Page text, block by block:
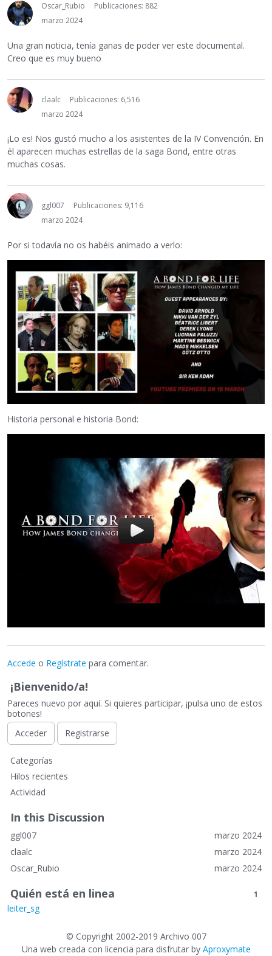
Oscar_Rubio
Publicaciones: 882
marzo 2024
Una gran noticia, tenía ganas de poder ver este documental.
Creo que es muy bueno
claalc
Publicaciones: 6,516
marzo 2024
¡Lo es! Nos gustó mucho a los asistentes de la IV Convención. En
él aparecen muchas estrellas de la saga Bond, entre otras
muchas cosas.
ggl007
Publicaciones: 9,116
marzo 2024
Por si todavía no os habéis animado a verlo:
Historia personal e historia Bond:
Accede o Regístrate para comentar.
¡Bienvenido/a!
Pareces nuevo por aquí. Si quieres participar, ¡pulsa uno de estos
botones!
Acceder
Registrarse
E
n
a
c
e
s
r
á
d
Categorías
Hilos recientes
Actividad
In this Discussion
marzo 2024
ggl007
marzo 2024
claalc
marzo 2024
Oscar_Rubio
Quién está en linea 1
leiter_sg
© Copyright 2002-2019 Archivo 007
Una web creada con licencia para disfrutar by Aproxymate